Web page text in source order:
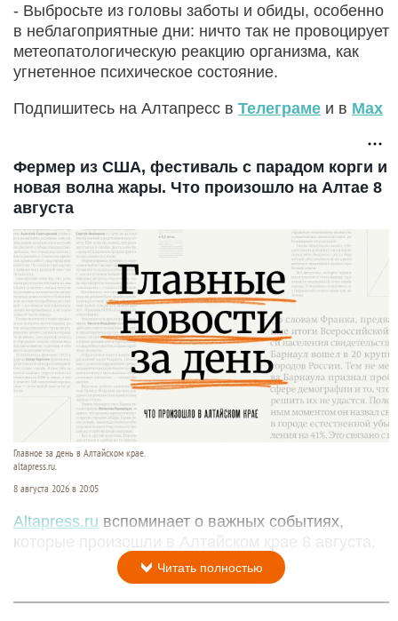
- Выбросьте из головы заботы и обиды, особенно
в неблагоприятные дни: ничто так не провоцирует
метеопатологическую реакцию организма, как
угнетенное психическое состояние.
Подпишитесь на Алтапресс в Телеграме и в Max
Фермер из США, фестиваль с парадом корги и
новая волна жары. Что произошло на Алтае 8
августа
Главное за день в Алтайском крае.
altapress.ru.
8 августа 2026 в 20:05
Altapress.ru вспоминает о важных событиях,
которые произошли в Алтайском крае 8 августа.
Читать полностью